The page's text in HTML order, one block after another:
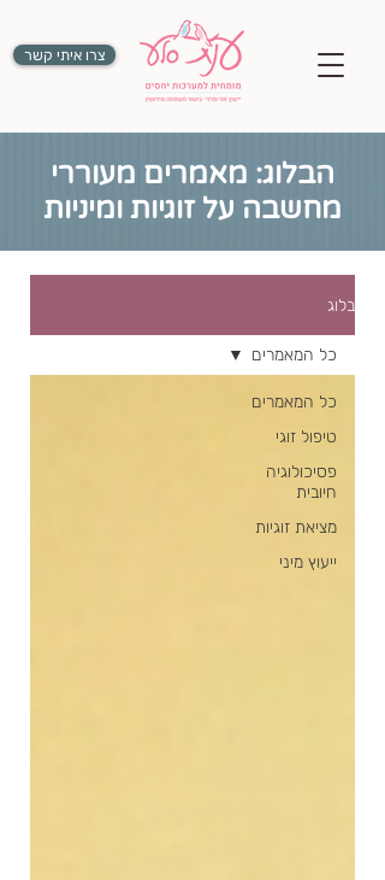
צרו איתי קשר
הבלוג: מאמרים מעוררי
מחשבה על זוגיות ומיניות
בלוג
כל המאמרים
טיפול זוגי
פסיכולוגיה
חיובית
מציאת זוגיות
ייעוץ מיני
כל המאמרים